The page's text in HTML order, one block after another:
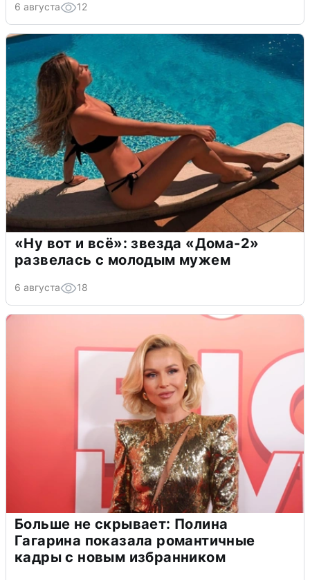
6 августа 12
«Ну вот и всё»: звезда «Дома-2»
развелась с молодым мужем
6 августа 18
Больше не скрывает: Полина
Гагарина показала романтичные
кадры с новым избранником